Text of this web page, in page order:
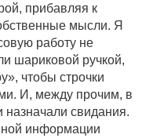
прибавляя к
мысли. Я
работу не
шариковой ручкой,
чтобы строчки
И, между прочим, в
назначали свидания.
информации